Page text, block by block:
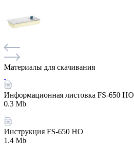
Материалы для скачивания
Информационная листовка FS-650 HO
0.3 Mb
Инструкция FS-650 HO
1.4 Mb